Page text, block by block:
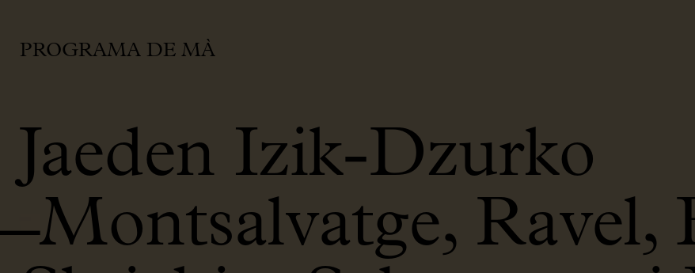
PROGRAMA DE MÀ
Jaeden Izik-Dzurko
Montsalvatge, Ravel,